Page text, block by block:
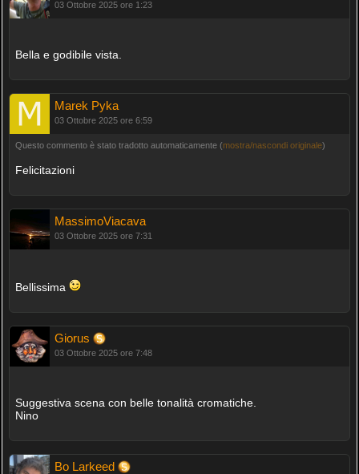
03 Ottobre 2025 ore 1:23
Bella e godibile vista.
Marek Pyka
03 Ottobre 2025 ore 6:59
Questo commento è stato tradotto automaticamente (mostra/nascondi originale)
Felicitazioni
MassimoViacava
03 Ottobre 2025 ore 7:31
Bellissima
Giorus
03 Ottobre 2025 ore 7:48
Suggestiva scena con belle tonalità cromatiche.
Nino
Bo Larkeed